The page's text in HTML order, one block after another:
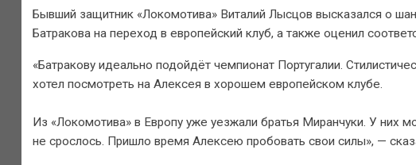
Бывший защитник «Локомотива» Виталий Лысцов высказался о
Батракова на переход в европейский клуб, а также оценил
«Батракову идеально подойдёт чемпионат Португалии.
хотел посмотреть на Алексея в хорошем европейском клубе.
Из «Локомотива» в Европу уже уезжали братья Миранчуки. У них
не срослось. Пришло время Алексею пробовать свои силы», —